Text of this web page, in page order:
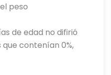
peso
de edad no difirió
contenían 0%,